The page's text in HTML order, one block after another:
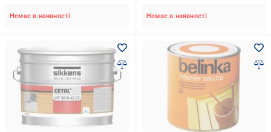
Немає в наявності Немає в наявності